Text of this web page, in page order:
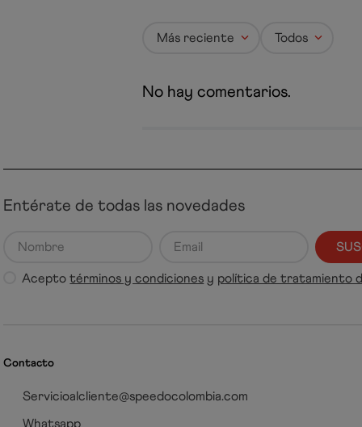
Más reciente Todos
No hay comentarios.
Entérate de todas las novedades
Aceptotérminos y condiciones y política de tratamiento
Contacto
Servicioalcliente@speedocolombia.com
Whatsapp